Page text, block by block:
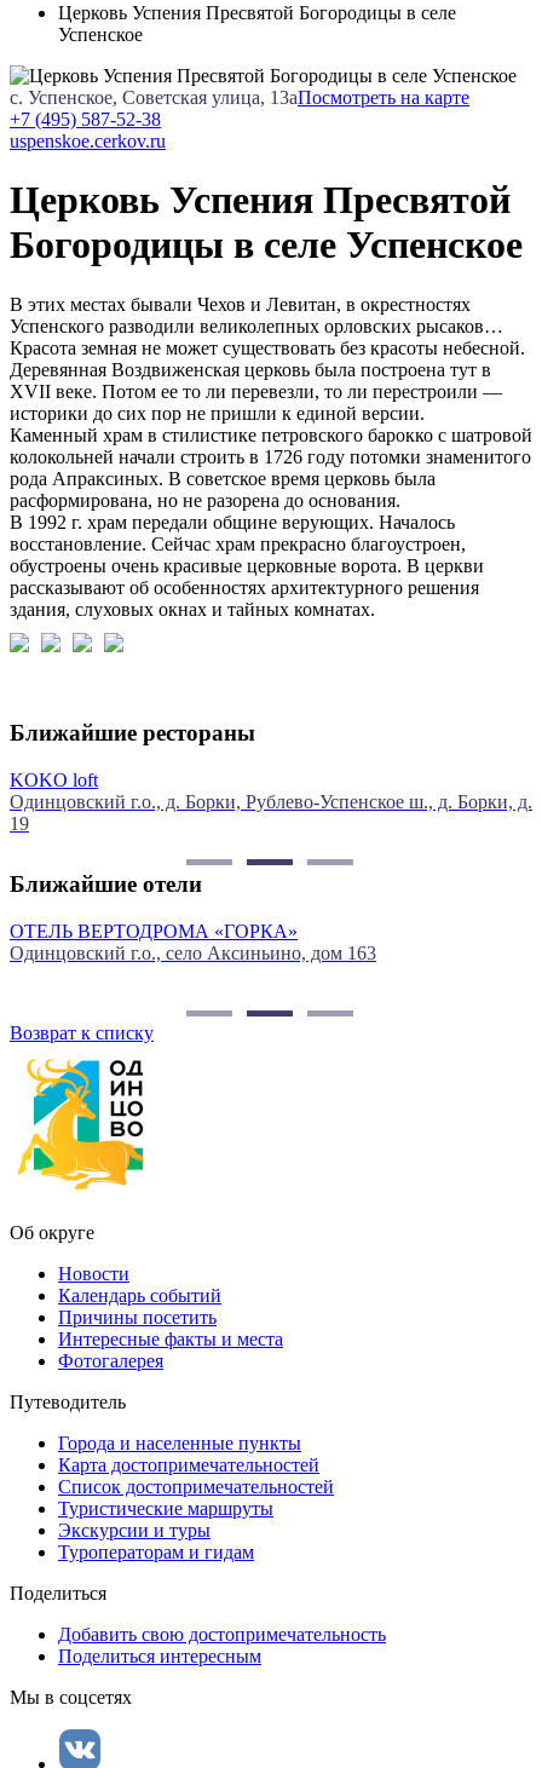
Церковь Успения Пресвятой Богородицы в селе
Успенское
с. Успенское, Советская улица, 13аПосмотреть на карте
+7 (495) 587-52-38
uspenskoe.cerkov.ru
Церковь Успения Пресвятой
Богородицы в селе Успенское
В этих местах бывали Чехов и Левитан, в окрестностях
Успенского разводили великолепных орловских рысаков…
Красота земная не может существовать без красоты небесной.
Деревянная Воздвиженская церковь была построена тут в
XVII веке. Потом ее то ли перевезли, то ли перестроили —
историки до сих пор не пришли к единой версии.
Каменный храм в стилистике петровского барокко с шатровой
колокольней начали строить в 1726 году потомки знаменитого
рода Апраксиных. В советское время церковь была
расформирована, но не разорена до основания.
В 1992 г. храм передали общине верующих. Началось
восстановление. Сейчас храм прекрасно благоустроен,
обустроены очень красивые церковные ворота. В церкви
рассказывают об особенностях архитектурного решения
здания, слуховых окнах и тайных комнатах.
Ближайшие рестораны
г.о., д. Борки, Рублево-Успенское ш., д. Борки, д.
Ближайшие отели
ВЕРТОДРОМА «ГОРКА»
г.о., село Аксиньино, дом 163
Возврат к списку
Об округе
Новости
Календарь событий
Причины посетить
Интересные факты и места
Фотогалерея
Путеводитель
Города и населенные пункты
Карта достопримечательностей
Список достопримечательностей
Туристические маршруты
Экскурсии и туры
Туроператорам и гидам
Поделиться
Добавить свою достопримечательность
Поделиться интересным
Мы в соцсетях